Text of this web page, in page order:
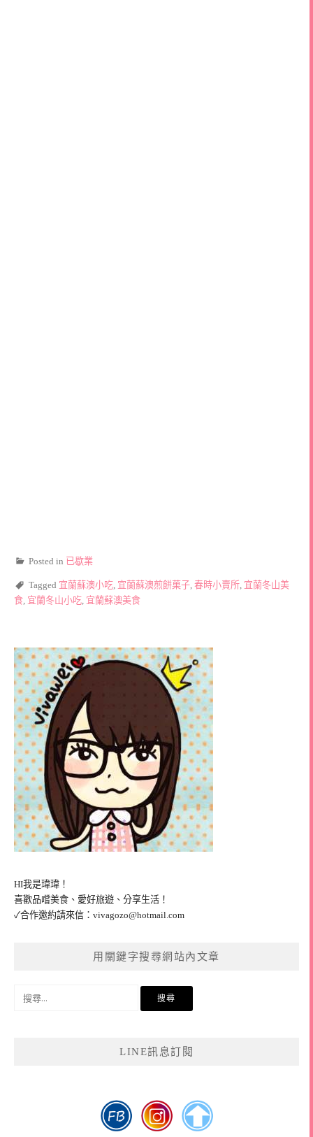
Posted in 已歇業
Tagged 宜蘭蘇澳小吃 宜蘭蘇澳煎餅菓子 春時小賣所 宜蘭冬山美
食 宜蘭冬山小吃 宜蘭蘇澳美食
HI我是瑋瑋！
喜歡品嚐美食、愛好旅遊、分享生活！
✓合作邀約請來信： vivagozo@hotmail.com
用關鍵字搜尋網站內文章
LINE訊息訂閱